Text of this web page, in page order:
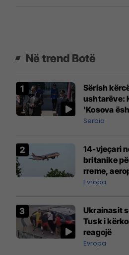
Në trend Botë
Sërish
ushtarëve:
'Kosova
Serbia
14-vjeçari
britanike
rreme,
ngritën në
Evropa
Ukrainasit
Tusk i
reagojë
Evropa